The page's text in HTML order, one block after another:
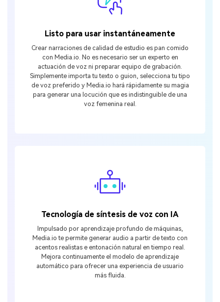
Listo para usar instantáneamente
Crear narraciones de calidad de estudio es pan comido
con Media.io. No es necesario ser un experto en
actuación de voz ni preparar equipo de grabación.
Simplemente importa tu texto o guion, selecciona tu tipo
de voz preferido y Media.io hará rápidamente su magia
para generar una locución que es indistinguible de una
voz femenina real.
Tecnología de síntesis de voz con IA
Impulsado por aprendizaje profundo de máquinas,
Media.io te permite generar audio a partir de texto con
acentos realistas e entonación natural en tiempo real.
Mejora continuamente el modelo de aprendizaje
automático para ofrecer una experiencia de usuario
más fluida.